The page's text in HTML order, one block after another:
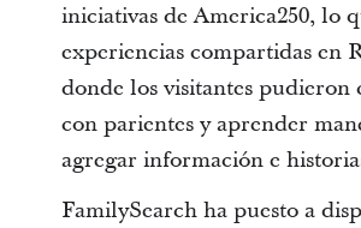
iniciativas de America250, lo
experiencias compartidas en
donde los visitantes pudieron
con parientes y aprender
agregar información e
FamilySearch ha puesto a